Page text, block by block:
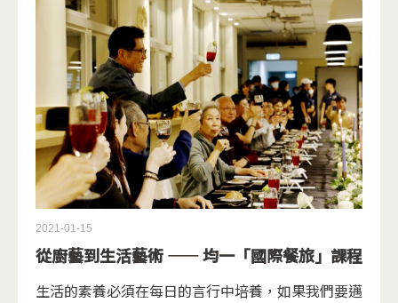
2021-01-15
從廚藝到生活藝術 —— 均一「國際餐旅」課程
生活的素養必須在每日的言行中培養，如果我們要邁